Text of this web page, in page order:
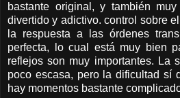
bastante original, y también
divertido y adictivo. control sobre
la respuesta a las órdenes
perfecta, lo cual está muy bien
reflejos son muy importantes. La
poco escasa, pero la dificultad sí
hay momentos bastante